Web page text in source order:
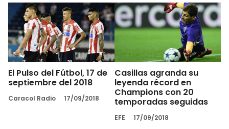
El Pulso del Fútbol, 17 de
septiembre del 2018
Caracol Radio 17/09/2018
Casillas agranda su
leyenda récord en
Champions con 20
temporadas seguidas
EFE 17/09/2018